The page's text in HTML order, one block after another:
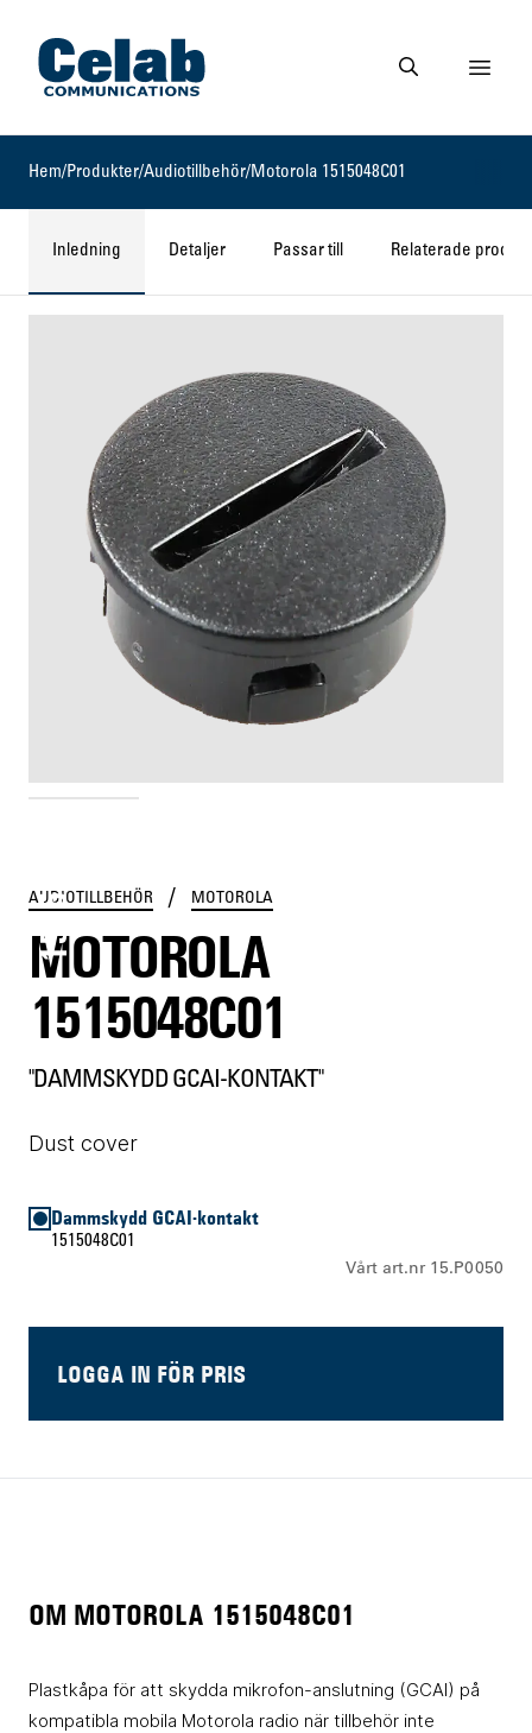
Gå till startsidan
Gå till söksidan
Visa
Hem/Produkter/Audiotillbehör/ Motorola 1515048C01
Inledning Detaljer Passar till Relaterade
AUDIOTILLBEHÖR / MOTOROLA
MOTOROLA
1515048C01
"DAMMSKYDD GCAI-KONTAKT"
Dust cover
Dammskydd GCAI-kontakt
1515048C01
Vårt art.nr 15.P0050
LOGGA IN FÖR PRIS
1515048C01
OM MOTOROLA 1515048C01
Plastkåpa för att skydda mikrofon-anslutning (GCAI) på
kompatibla mobila Motorola radio när tillbehör inte